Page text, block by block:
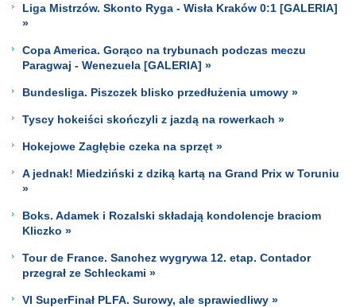
Liga Mistrzów. Skonto Ryga - Wisła Kraków 0:1 [GALERIA]
»
Copa America. Gorąco na trybunach podczas meczu
Paragwaj - Wenezuela [GALERIA] »
Bundesliga. Piszczek blisko przedłużenia umowy »
Tyscy hokeiści skończyli z jazdą na rowerkach »
Hokejowe Zagłębie czeka na sprzęt »
A jednak! Miedziński z dziką kartą na Grand Prix w Toruniu
»
Boks. Adamek i Rozalski składają kondolencje braciom
Kliczko »
Tour de France. Sanchez wygrywa 12. etap. Contador
przegrał ze Schleckami »
VI SuperFinał PLFA. Surowy, ale sprawiedliwy »